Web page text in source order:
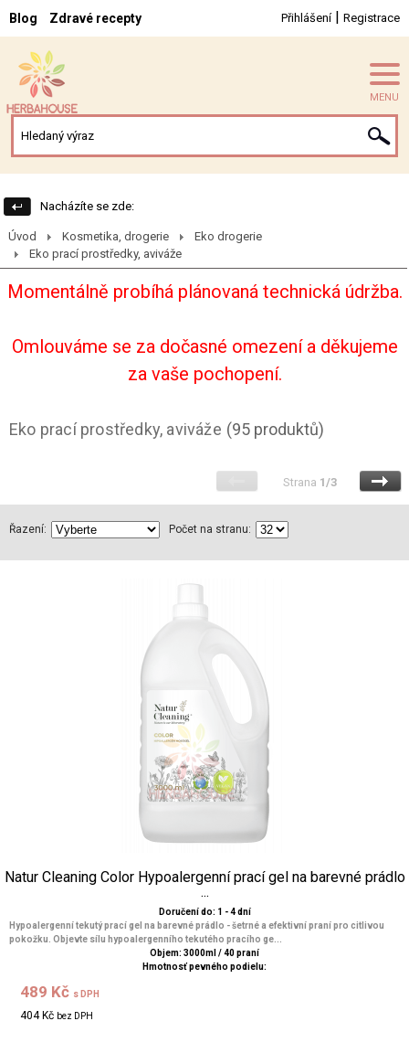
Blog Zdravé recepty Přihlášení| Registrace
MENU
Nacházíte se zde:
Úvod Kosmetika, drogerie
Eko drogerie
Eko prací prostředky, aviváže
Momentálně probíhá plánovaná technická údržba.
Omlouváme se za dočasné omezení a děkujeme
za vaše pochopení.
Eko prací prostředky, aviváže (95 produktů)
Strana 1/3
Řazení: Počet na stranu:
Natur Cleaning Color Hypoalergenní prací gel na barevné prádlo
...
Doručení do: 1 - 4 dní
Hypoalergenní tekutý prací gel na barevné prádlo - šetrné a efektivní praní pro citlivou
pokožku. Objevte sílu hypoalergenního tekutého pracího ge...
Objem: 3000ml / 40 praní
Hmotnosť pevného podielu:
489 Kč s DPH
404 Kč bez DPH